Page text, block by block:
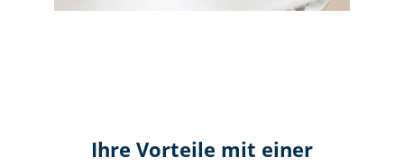
Ihre Vorteile mit einer